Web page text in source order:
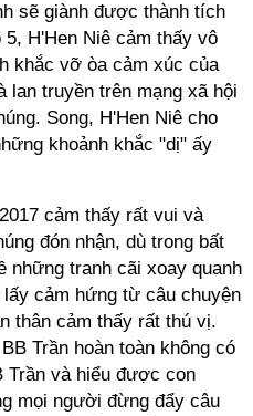
sẽ giành được thành tích
H'Hen Niê cảm thấy vô
khắc vỡ òa cảm xúc của
lan truyền trên mạng xã hội
Song, H'Hen Niê cho
khoảnh khắc "dị" ấy
cảm thấy rất vui và
đón nhận, dù trong bất
những tranh cãi xoay quanh
cảm hứng từ câu chuyện
thân cảm thấy rất thú vị.
Trần hoàn toàn không có
và hiểu được con
mọi người đừng đẩy câu